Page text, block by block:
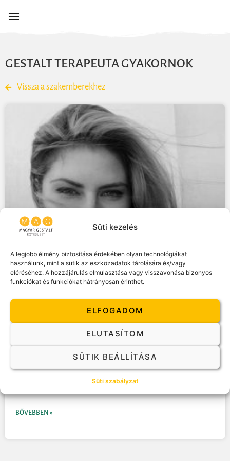
Süti kezelés
A legjobb élmény biztosítása érdekében olyan technológiákat
használunk, mint a sütik az eszközadatok tárolására és/vagy
eléréséhez. A hozzájárulás elmulasztása vagy visszavonása bizonyos
funkciókat és funkciókat hátrányosan érinthet.
ELFOGADOM
ELUTASÍTOM
SÜTIK BEÁLLÍTÁSA
Süti szabályzat
GESTALT TERAPEUTA GYAKORNOK
Vissza a szakemberekhez
fel és 18 éves korom óta külföldön, különböző országokban éltem.
BŐVEBBEN »